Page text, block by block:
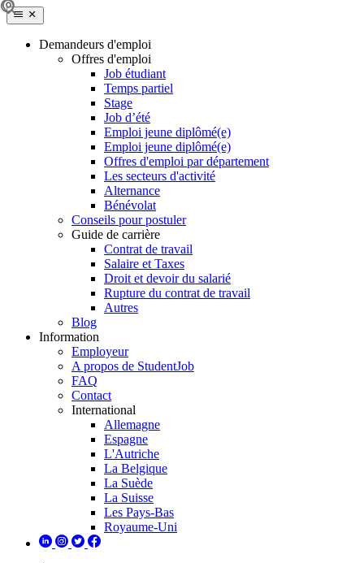
Demandeurs d'emploi
Offres d'emploi
Job étudiant
Temps partiel
Stage
Job d’été
Emploi jeune diplômé(e)
Emploi jeune diplômé(e)
Offres d'emploi par département
Les secteurs d'activité
Alternance
Bénévolat
Conseils pour postuler
Guide de carrière
Contrat de travail
Salaire et Taxes
Droit et devoir du salarié
Rupture du contrat de travail
Autres
Blog
Information
Employeur
A propos de StudentJob
FAQ
Contact
International
Allemagne
Espagne
L'Autriche
La Belgique
La Suède
La Suisse
Les Pays-Bas
Royaume-Uni